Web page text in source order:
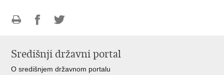
FacebookuTwitteru
Središnji državni portal
O središnjem državnom portalu